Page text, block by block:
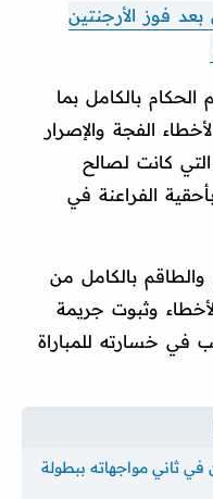
فوز الأرجنتين
بالكامل بما
الفجة والإصرار
كانت لصالح
الفراعنة في
والطاقم بالكامل من
وثبوت جريمة
في خسارته للمباراة
ثاني مواجهاته ببطولة